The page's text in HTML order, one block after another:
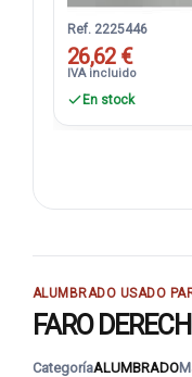
Ref. 2225446
26,62 €
IVA incluido
En stock
ALUMBRADO USADO
FARO
CategoríaALUMBRADO